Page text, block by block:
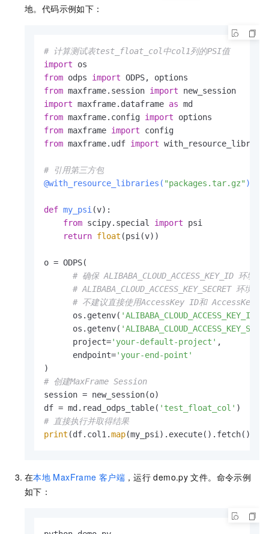
地。代码示例如下：
# 计算测试表test_float_col中col1列的PSI值
import
from odps import
from maxframe.session import
import maxframe.dataframe as
from maxframe.config import
from maxframe import
from maxframe.udf import
# 引用第三方包
@with_resource_libraries( "packages.tar.gz" )
def my_psi (v):
from scipy.special import psi
return float (psi(v))
o = ODPS(
# 确保 ALIBABA_CLOUD_ACCESS_KEY_ID 环境
# ALIBABA_CLOUD_ACCESS_KEY_SECRET 环
# 不建议直接使用AccessKey ID和 AccessKey
      os.getenv(
'ALIBABA_CLOUD_ACCESS_KEY_ID'
      os.getenv(
      project=
'your-default-project' ,
      endpoint=
'your-end-point'
# 创建MaxFrame Session
session = new_session(o)
df = md.read_odps_table( 'test_float_col'
# 直接执行并取得结果
print (df.col1.map
在本地 MaxFrame 客户端 ，运行 demo.py 文件。命令示例
如下：